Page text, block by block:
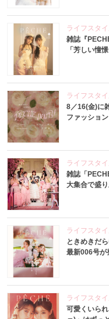
ライフスタ
雑誌『
「芳しい憧
ライフスタ
8／16(金)に
ファッショ
ライフスタ
雑誌「
大集合で盛
ライフスタ
ときめきだ
最新006号が
ライフスタ
可愛くいら